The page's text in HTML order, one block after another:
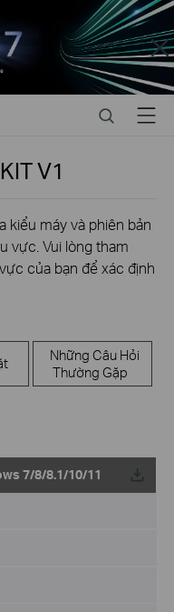
Close
SearchMenu
V1
kiểu máy và phiên bản
vực. Vui lòng tham
của bạn để xác định
Những Câu Hỏi
Thường Gặp
7/8/8.1/10/11
Về